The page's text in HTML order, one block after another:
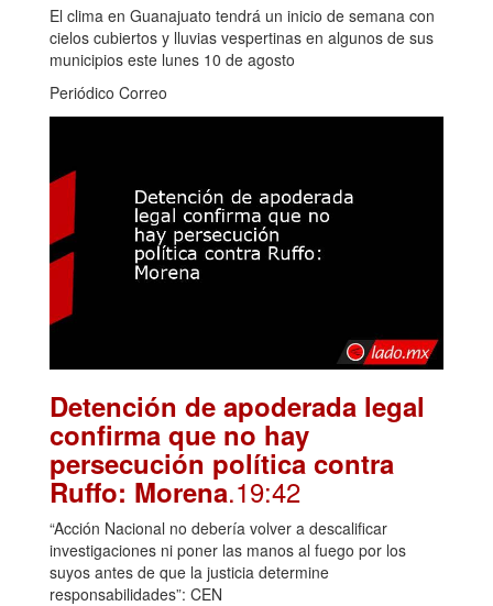
El clima en Guanajuato tendrá un inicio de semana con
cielos cubiertos y lluvias vespertinas en algunos de sus
municipios este lunes 10 de agosto
Periódico Correo
Detención de apoderada legal
confirma que no hay
persecución política contra
Ruffo: Morena.19:42
“Acción Nacional no debería volver a descalificar
investigaciones ni poner las manos al fuego por los
suyos antes de que la justicia determine
responsabilidades”: CEN